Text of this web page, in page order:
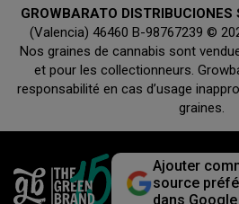
GROWBARATO DISTRIBUCIONES
(Valencia) 46460 B-98767239 ©
Nos graines de cannabis sont
et pour les collectionneurs.
responsabilité en cas d’usage
graines.
Ajouter
source
dans Google